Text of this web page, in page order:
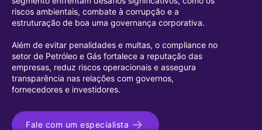
riscos ambientais, combate à corrupção e a
estruturação de boa uma governança corporativa.
Além de evitar penalidades e multas, o compliance no
setor de Petróleo e Gás fortalece a reputação das
empresas, reduz riscos operacionais e assegura
transparência nas relações com governos,
fornecedores e investidores.
Fale com um especialista